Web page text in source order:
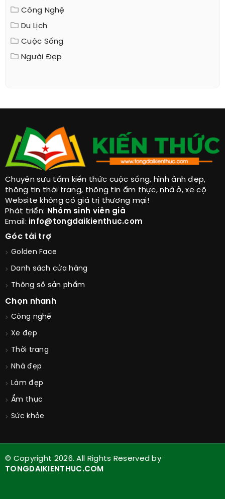
Công Nghệ
Du Lịch
Cuộc Sống
Người Đẹp
Chuyên sưu tầm kiến thức cuộc sống, hình ảnh đẹp,
thông tin thời trang, thông tin ẩm thực, nhà ở, xe cộ
Website không có giá trị thương mại!
Phát triển: Nhóm sinh viên già
Email: info@tongdaikienthuc.com
Góc tài trợ
Golden Face
Danh sách cửa hàng
Thông số sản phẩm
Chọn nhanh
Công nghệ
Xe đẹp
Thời trang
Nhà đẹp
Làm đẹp
Ẩm thực
Sức khỏe
© Copyright 2026. All Rights Reserved by
TONGDAIKIENTHUC.COM